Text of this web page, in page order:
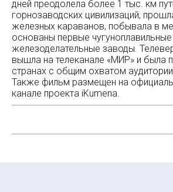
дней преодолела более 1 тыс. км
горнозаводских цивилизаций,
железных караванов, побывала в
основаны первые чугуноплавильные
железоделательные заводы.
вышла на телеканале «МИР» и была
странах с общим охватом
Также фильм размещен на
канале проекта iKumena.